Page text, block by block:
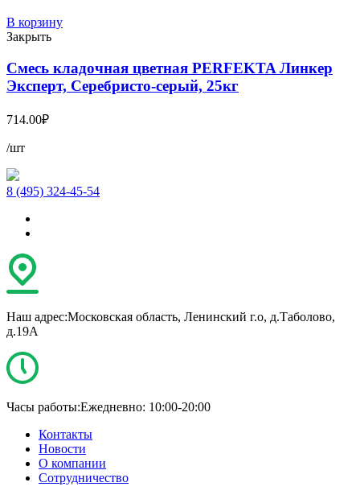
В корзину
Закрыть
Смесь кладочная цветная PERFEKTA Линкер
Эксперт, Серебристо-серый, 25кг
714.00₽
/шт
8 (495) 324-45-54
Наш адрес:Московская область, Ленинский г.о, д.Таболово,
д.19А
Часы работы:Ежедневно: 10:00-20:00
Контакты
Новости
О компании
Сотрудничество